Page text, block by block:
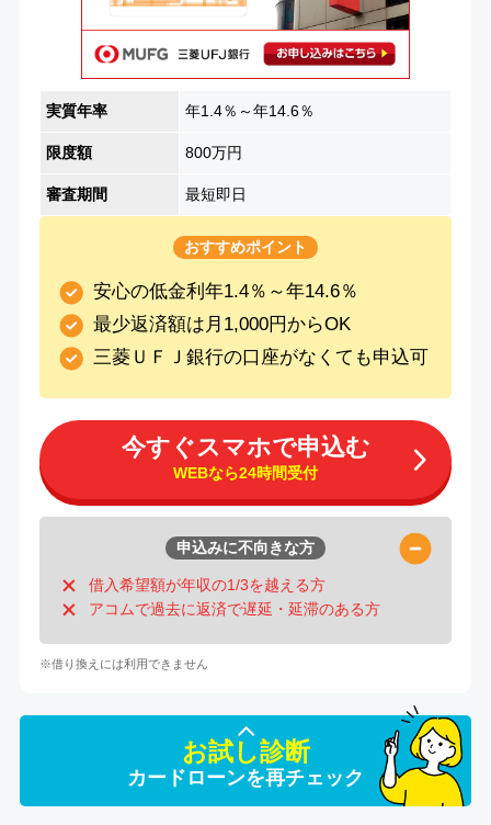
実質年率 年1.4％～年14.6％
限度額 800万円
審査期間 最短即日
おすすめポイント
安心の低金利年1.4％～年14.6％
最少返済額は月1,000円からOK
三菱ＵＦＪ銀行の口座がなくても申込可
今すぐスマホで申込む
WEBなら24時間受付
申込みに不向きな方
借入希望額が年収の1/3を越える方
アコムで過去に返済で遅延・延滞のある方
※借り換えには利用できません
お試し診断
カードローンを再チェック